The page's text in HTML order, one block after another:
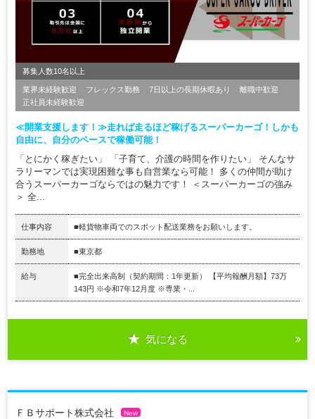
募集人数10名以上
業界未経験歓迎 フレックス勤務 7日以上の長期休暇あり
離職中歓迎
正社員未経験歓迎
≪開業支援します！≫走れば走るほど稼げるスーパーカーゴ！しかも
自由に、自分のペースで稼働可能！
「とにかく稼ぎたい」 「子育て、介護の時間を作りたい」 そんなサ
ラリーマンでは実現困難な事も自営業なら可能！ 多くの仲間が助け
合うスーパーカーゴならではの魅力です！ ＜スーパーカーゴの強み
＞ 全...
仕事内容 ■軽貨物車両でのスポット配送業務をお願いします。
勤務地 ■東京都
給与
■完全出来高制（契約期間：1年更新） 【平均報酬月額】73万
143円 ※令和7年12月度 ※専業・...
気になる
ＦＢサポート株式会社 New